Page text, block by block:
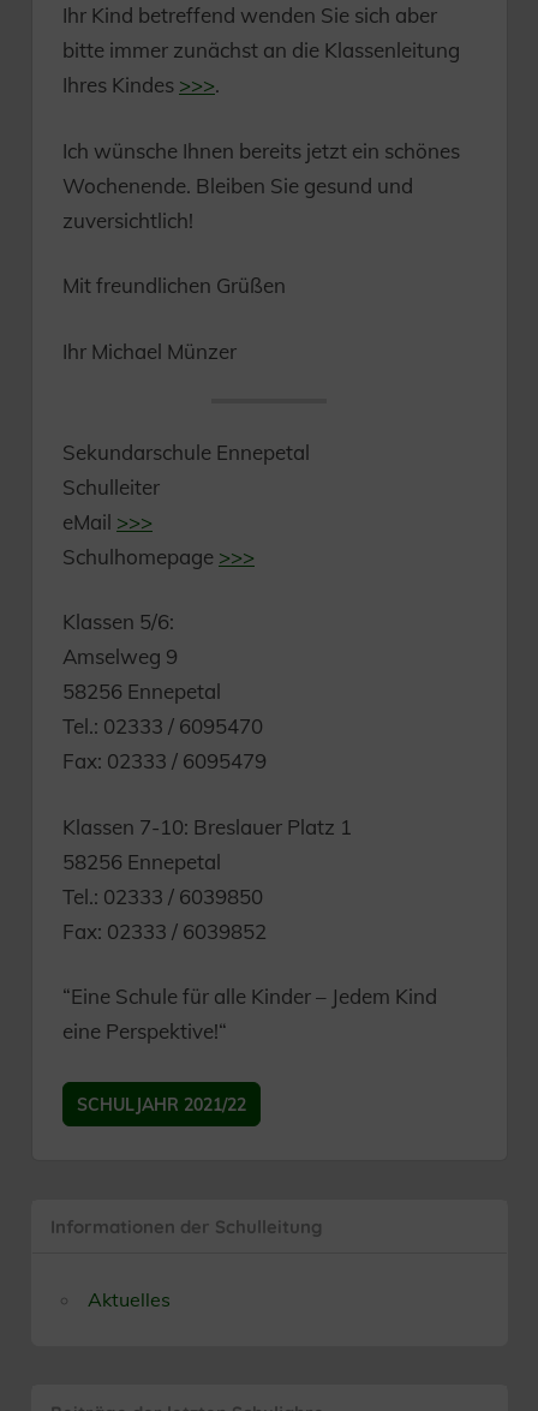
Ihr Kind betreffend wenden Sie sich aber
bitte immer zunächst an die Klassenleitung
Ihres Kindes >>>.
Ich wünsche Ihnen bereits jetzt ein schönes
Wochenende. Bleiben Sie gesund und
zuversichtlich!
Mit freundlichen Grüßen
Ihr Michael Münzer
Sekundarschule Ennepetal
Schulleiter
eMail >>>
Schulhomepage >>>
Klassen 5/6:
Amselweg 9
58256 Ennepetal
Tel.: 02333 / 6095470
Fax: 02333 / 6095479
Klassen 7-10: Breslauer Platz 1
58256 Ennepetal
Tel.: 02333 / 6039850
Fax: 02333 / 6039852
“Eine Schule für alle Kinder – Jedem Kind
eine Perspektive!“
SCHULJAHR 2021/22
Informationen der Schulleitung
Aktuelles